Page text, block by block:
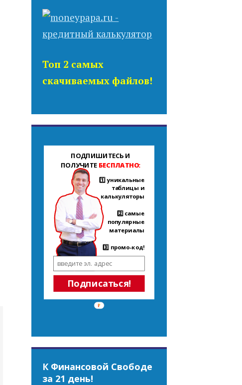
Топ 2 самых
скачиваемых файлов!
Подписаться!
ПОДПИШИТЕСЬ И
ПОЛУЧИТЕ БЕСПЛАТНО:
1️⃣ уникальные
таблицы и
калькуляторы
2️⃣ самые
популярные
материалы
3️⃣ промо-код!
К Финансовой Свободе
за 21 день!